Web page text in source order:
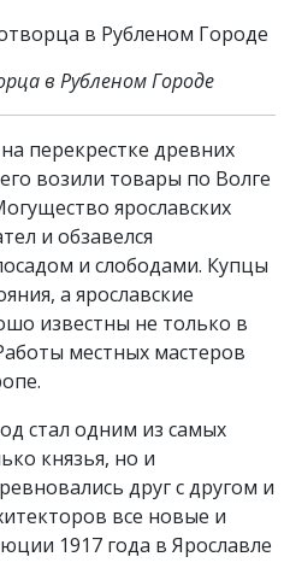
в Рубленом Городе
перекрестке древних
возили товары по Волге
ярославских
и обзавелся
и слободами. Купцы
а ярославские
известны не только в
местных мастеров
стал одним из самых
князья, но и
друг с другом и
все новые и
1917 года в Ярославле